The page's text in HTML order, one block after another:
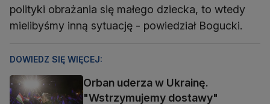
polityki obrażania się małego dziecka, to wtedy
mielibyśmy inną sytuację - powiedział Bogucki.
DOWIEDZ SIĘ WIĘCEJ:
Orban uderza w Ukrainę.
"Wstrzymujemy dostawy"